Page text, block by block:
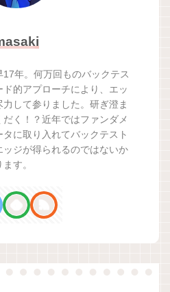
年。何万回ものバックテス
ド的アプローチにより、エッ
して参りました。研ぎ澄ま
く！？近年ではファンダメ
に取り入れてバックテスト
ッジが得られるのではないか
す。